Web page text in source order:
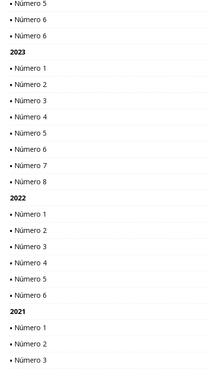
▪ Número 5
▪ Número 6
▪ Número 6
2023
▪ Número 1
▪ Número 2
▪ Número 3
▪ Número 4
▪ Número 5
▪ Número 6
▪ Número 7
▪ Número 8
2022
▪ Número 1
▪ Número 2
▪ Número 3
▪ Número 4
▪ Número 5
▪ Número 6
2021
▪ Número 1
▪ Número 2
▪ Número 3